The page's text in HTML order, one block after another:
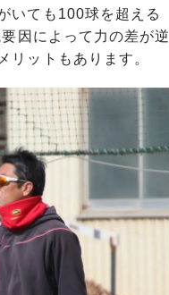
いても100球を超える
因によって力の差が逆
リットもあります。